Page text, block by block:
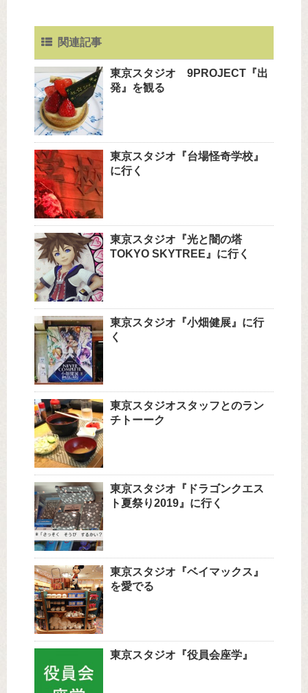
関連記事
東京スタジオ 9PROJECT『出
発』を観る
東京スタジオ『台場怪奇学校』
に行く
東京スタジオ『光と闇の塔
TOKYO SKYTREE』に行く
東京スタジオ『小畑健展』に行
く
東京スタジオスタッフとのラン
チトーーク
東京スタジオ『ドラゴンクエス
ト夏祭り2019』に行く
東京スタジオ『ベイマックス』
を愛でる
東京スタジオ『役員会座学』